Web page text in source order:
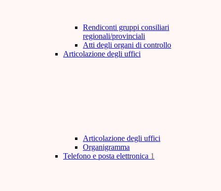
Rendiconti gruppi consiliari
regionali/provinciali
Atti degli organi di controllo
Articolazione degli uffici
Articolazione degli uffici
Organigramma
Telefono e posta elettronica 1